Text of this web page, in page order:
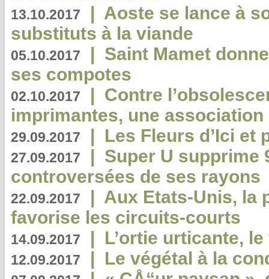
13.10.2017 | Aoste se lance à
substituts à la viande
05.10.2017 | Saint Mamet
ses compotes
02.10.2017 | Contre
imprimantes, une
29.09.2017 | Les Fleurs d’Ici et
27.09.2017 | Super U supprime
controversées de ses rayons
22.09.2017 | Aux Etats-Unis, la
favorise les circuits-courts
14.09.2017 | L’ortie urticante,
12.09.2017 | Le végétal à la